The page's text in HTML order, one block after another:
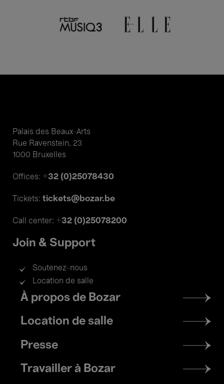
Palais des Beaux-Arts
Rue Ravenstein, 23
1000 Bruxelles
Offices: +32 (0)25078430
Tickets: tickets@bozar.be
Call center: +32 (0)25078200
Join & Support
Soutenez-nous
Location de salle
Footer
menu
À propos de Bozar
Location de salle
Presse
Travailler à Bozar